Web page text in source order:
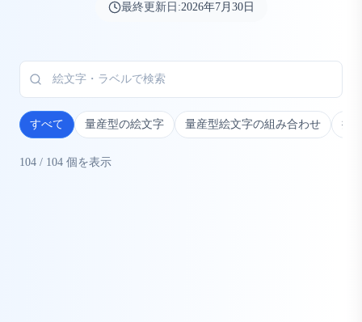
最終更新日:2026年7月30日
すべて 量産型の絵文字 量産型絵文字の組み合わせ 推
104 / 104 個を表示